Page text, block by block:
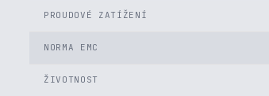
PROUDOVÉ ZATÍŽENÍ
NORMA EMC
ŽIVOTNOST